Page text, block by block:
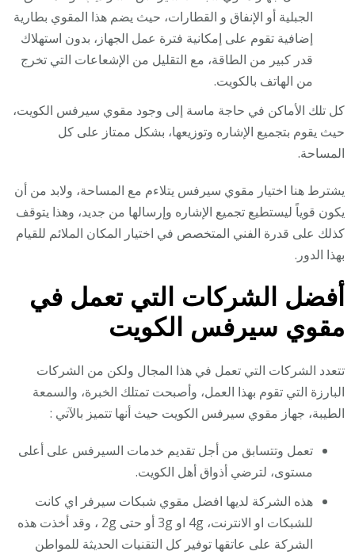
الجبلية أو الإنفاق و القطارات، حيث يضم هذا المقوي بطارية
إضافية تقوم على إمكانية فترة عمل الجهاز، بدون استهلاك
قدر كبير من الطاقة، مع التقليل من الإشعاعات التي تخرج
من الهاتف بالكويت.
كل تلك الأماكن في حاجة ماسة إلى وجود مقوي سيرفس الكويت،
حيث يقوم بتجميع الإشاره وتوزيعها، بشكل ممتاز على كل
المساحة.
يشترط هنا اختيار مقوي سيرفس يتلاءم مع المساحة، ولابد من أن
يكون قوياً ليستطيع تجميع الإشاره وإرسالها من جديد، وهذا يتوقف
كذلك على قدرة الفني المتخصص في اختيار المكان الملائم للقيام
بهذا الدور.
أفضل الشركات التي تعمل في
مقوي سيرفس الكويت
تتعدد الشركات التي تعمل في هذا المجال ولكن من الشركات
البارزة التي تقوم بهذا العمل، وأصبحت تمتلك الخبرة، والسمعة
الطيبة، جهاز مقوي سيرفس الكويت حيث أنها تتميز بالآتي :
تعمل وتتسابق من أجل تقديم خدمات السيرفس على أعلى
مستوى، لترضي أذواق أهل الكويت.
هذه الشركة لديها افضل مقوي شبكات سيرفر اي كانت
للشبكات او الانترنت، 4g او 3g أو حتى 2g ، وقد أخذت هذه
الشركة على عاتقها توفير كل التقنيات الحديثة للمواطن